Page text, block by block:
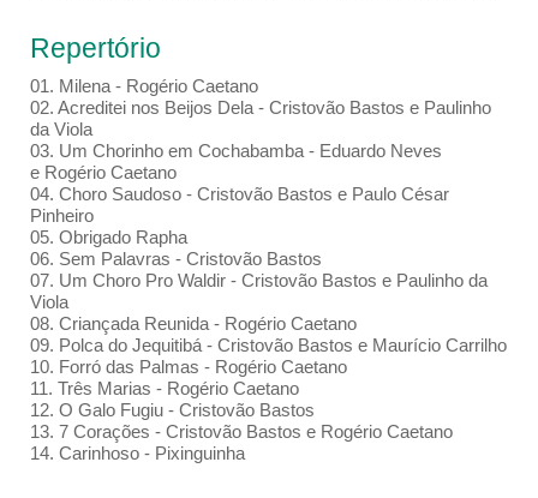
Repertório
01. Milena - Rogério Caetano
02. Acreditei nos Beijos Dela - Cristovão Bastos e Paulinho
da Viola
03. Um Chorinho em Cochabamba - Eduardo Neves
e Rogério Caetano
04. Choro Saudoso - Cristovão Bastos e Paulo César
Pinheiro
05. Obrigado Rapha
06. Sem Palavras - Cristovão Bastos
07. Um Choro Pro Waldir - Cristovão Bastos e Paulinho da
Viola
08. Criançada Reunida - Rogério Caetano
09. Polca do Jequitibá - Cristovão Bastos e Maurício Carrilho
10. Forró das Palmas - Rogério Caetano
11. Três Marias - Rogério Caetano
12. O Galo Fugiu - Cristovão Bastos
13. 7 Corações - Cristovão Bastos e Rogério Caetano
14. Carinhoso - Pixinguinha